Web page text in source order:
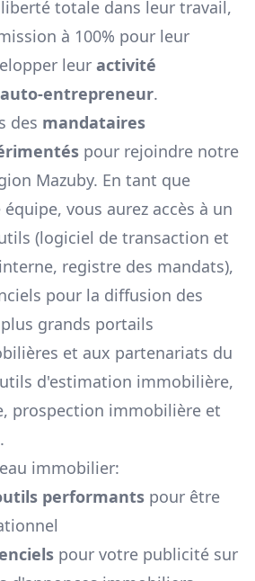
totale dans leur travail,
à 100% pour leur
leur activité
entrepreneur.
des mandataires
pour rejoindre notre
Mazuby. En tant que
vous aurez accès à un
(logiciel de transaction et
registre des mandats),
pour la diffusion des
grands portails
et aux partenariats du
d'estimation immobilière,
prospection immobilière et
immobilier:
performants pour être
pour votre publicité sur